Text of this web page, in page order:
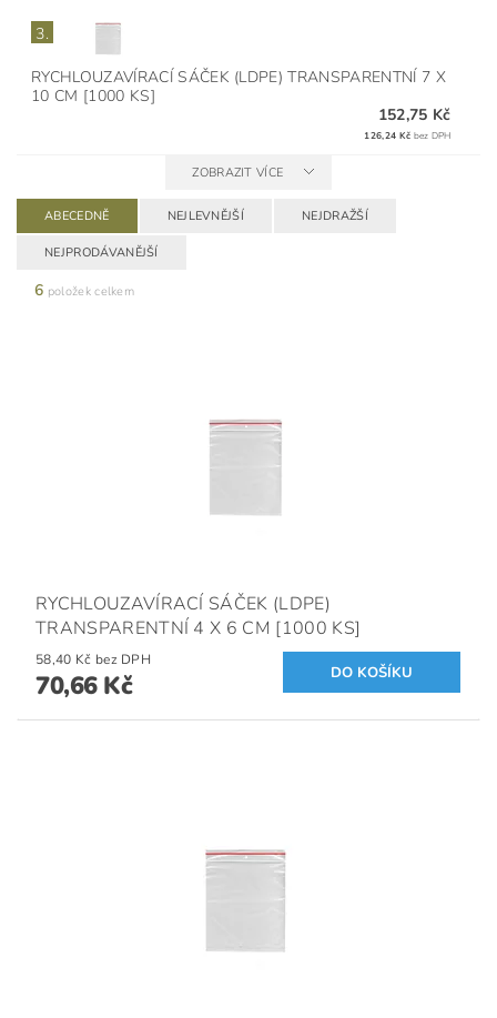
3.
RYCHLOUZAVÍRACÍ SÁČEK (LDPE) TRANSPARENTNÍ 7 X
10 CM [1000 KS]
152,75 Kč
126,24 Kč bez DPH
ZOBRAZIT VÍCE
ABECEDNĚ NEJLEVNĚJŠÍ NEJDRAŽŠÍ
NEJPRODÁVANĚJŠÍ
6 položek celkem
RYCHLOUZAVÍRACÍ SÁČEK (LDPE)
TRANSPARENTNÍ 4 X 6 CM [1000 KS]
58,40 Kč bez DPH
70,66 Kč